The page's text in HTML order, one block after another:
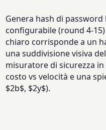
Genera hash di
configurabile (round 4-
chiaro corrisponde a un
una suddivisione visiva
misuratore di sicurezza
costo vs velocità e una
$2b$, $2y$).